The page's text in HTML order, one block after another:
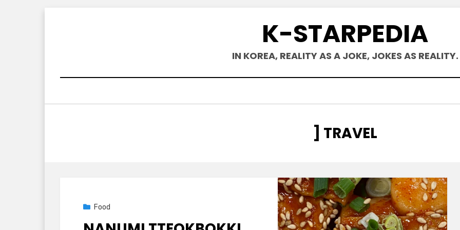
K-STARPEDIA
IN KOREA, REALITY AS A JOKE, JOKES AS REALITY.
[카테고리
:] TRAVEL
Posted2025년 09월 29일
Food